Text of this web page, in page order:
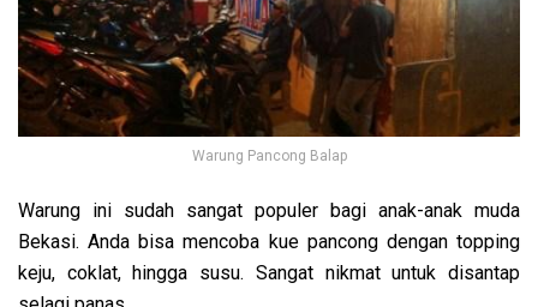
Warung Pancong Balap
Warung ini sudah sangat populer bagi anak-anak muda
Bekasi. Anda bisa mencoba kue pancong dengan topping
keju, coklat, hingga susu. Sangat nikmat untuk disantap